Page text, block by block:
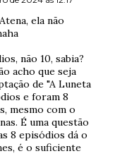
ela não
não 10, sabia?
acho que seja
de "A Luneta
e foram 8
mesmo com o
É uma questão
8 episódios dá o
é o suficiente